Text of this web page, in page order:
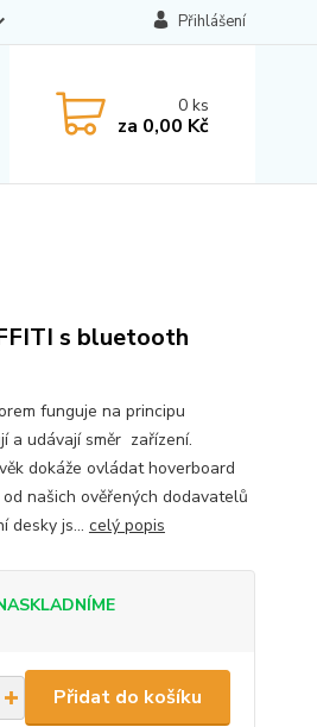
Přihlášení
0ks
za 0,00 Kč
s bluetooth
funguje na principu
a udávají směr zařízení.
dokáže ovládat hoverboard
našich ověřených dodavatelů
desky js... celý popis
Přidat do košíku